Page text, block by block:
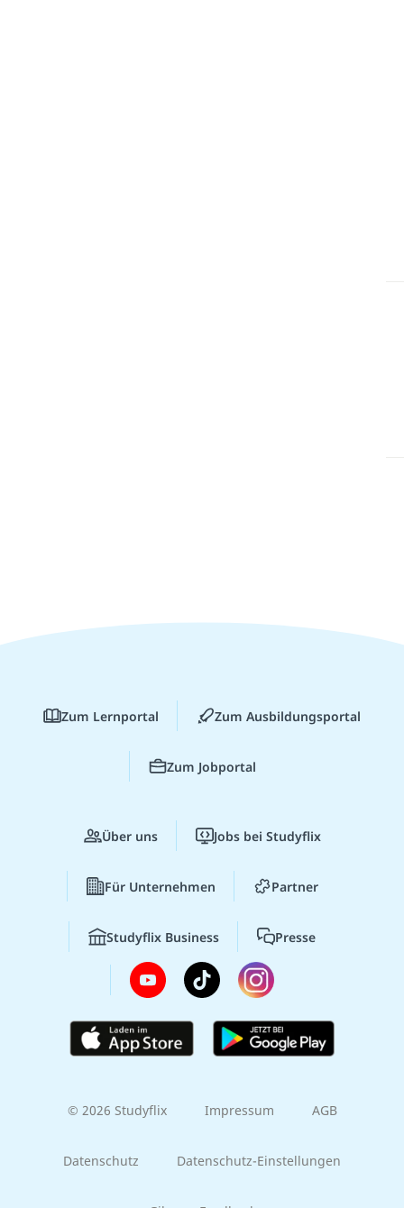
Zum Lernportal Zum Ausbildungsportal
Zum Jobportal
Über uns Jobs bei Studyflix
Für Unternehmen Partner
Studyflix Business Presse
© 2026 Studyflix Impressum AGB
Datenschutz Datenschutz-Einstellungen